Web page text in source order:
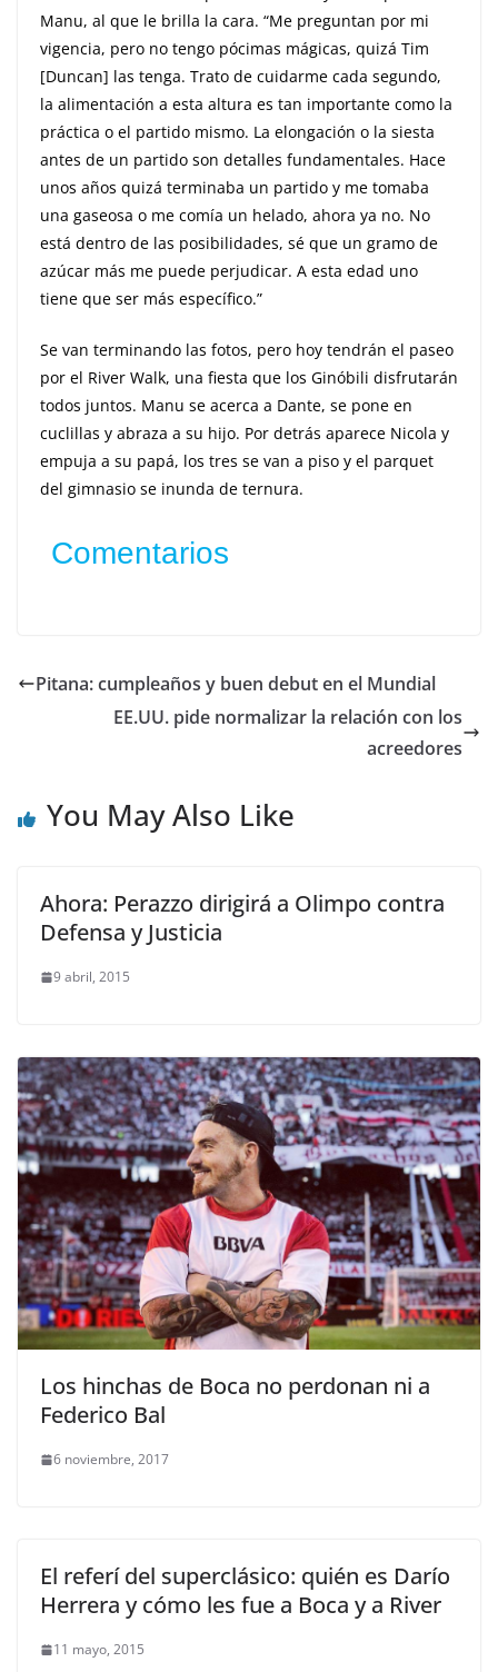
Manu, al que le brilla la cara. “Me preguntan por mi
vigencia, pero no tengo pócimas mágicas, quizá Tim
[Duncan] las tenga. Trato de cuidarme cada segundo,
la alimentación a esta altura es tan importante como la
práctica o el partido mismo. La elongación o la siesta
antes de un partido son detalles fundamentales. Hace
unos años quizá terminaba un partido y me tomaba
una gaseosa o me comía un helado, ahora ya no. No
está dentro de las posibilidades, sé que un gramo de
azúcar más me puede perjudicar. A esta edad uno
tiene que ser más específico.”
Se van terminando las fotos, pero hoy tendrán el paseo
por el River Walk, una fiesta que los Ginóbili disfrutarán
todos juntos. Manu se acerca a Dante, se pone en
cuclillas y abraza a su hijo. Por detrás aparece Nicola y
empuja a su papá, los tres se van a piso y el parquet
del gimnasio se inunda de ternura.
Comentarios
Pitana: cumpleaños y buen debut en el Mundial
EE.UU. pide normalizar la relación con los
acreedores
You May Also Like
Ahora: Perazzo dirigirá a Olimpo contra
Defensa y Justicia
9 abril, 2015
Los hinchas de Boca no perdonan ni a
Federico Bal
6 noviembre, 2017
El referí del superclásico: quién es Darío
Herrera y cómo les fue a Boca y a River
11 mayo, 2015